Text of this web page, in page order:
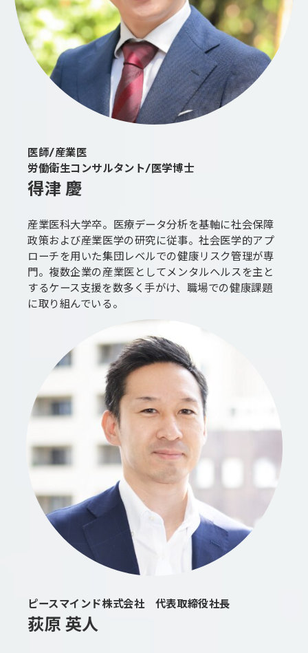
医師/産業医
労働衛生コンサルタント/医学博士
得津 慶
産業医科大学卒。医療データ分析を基軸に社会保障
政策および産業医学の研究に従事。社会医学的アプ
ローチを用いた集団レベルでの健康リスク管理が専
門。複数企業の産業医としてメンタルヘルスを主と
するケース支援を数多く手がけ、職場での健康課題
に取り組んでいる。
ピースマインド株式会社 代表取締役社長
荻原 英人